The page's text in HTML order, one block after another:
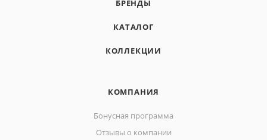
БРЕНДЫ
КАТАЛОГ
КОЛЛЕКЦИИ
КОМПАНИЯ
Бонусная программа
Отзывы о компании